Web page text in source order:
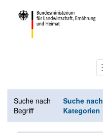
Suche nach
Begriff
Suche nach
Kategorien